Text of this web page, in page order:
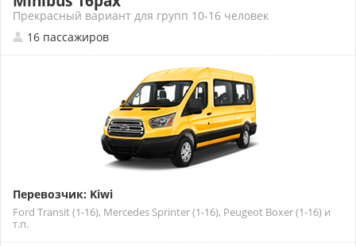
Прекрасный вариант для групп 10-16 человек
16 пассажиров
Перевозчик: Kiwi
Ford Transit (1-16), Mercedes Sprinter (1-16), Peugeot Boxer (1-16) и
т.п.